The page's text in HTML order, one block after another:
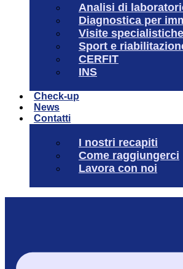
Analisi di
Diagnostica per
Visite specialistiche
Sport e
CERFIT
INS
Check-up
News
Contatti
I nostri recapiti
Come raggiungerci
Lavora con noi